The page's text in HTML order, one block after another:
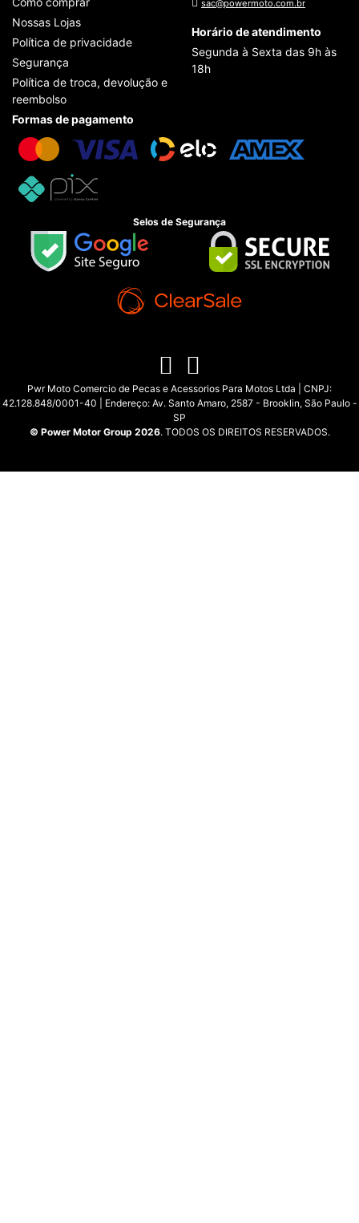
Nossas Lojas
Política de privacidade
Segurança
Política de troca, devolução e
reembolso
sac@powermoto.com.br
Horário de atendimento
Segunda à Sexta das 9h às
18h
Formas de pagamento
Selos de Segurança
Pwr Moto Comercio de Pecas e Acessorios Para Motos Ltda | CNPJ:
42.128.848/0001-40 | Endereço: Av. Santo Amaro, 2587 - Brooklin, São Paulo -
SP
© Power Motor Group 2026. TODOS OS DIREITOS RESERVADOS.